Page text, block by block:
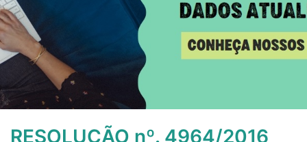
RESOLUÇÃO nº. 4964/2016